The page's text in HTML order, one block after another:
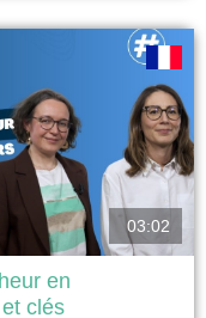
03:02
en
clés